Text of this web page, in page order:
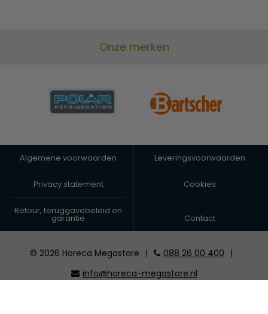
Onze merken
Algemene voorwaarden Leveringsvoorwaarden
Privacy statement Cookies
Retour, teruggavebeleid en
garantie Contact
© 2026 Horeca Megastore | 088 26 00 400
|
info@horeca-megastore.nl